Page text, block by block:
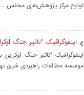
لوایح مرکز پژوهش‌های مجلس ...
اینفوگرافیک "تاثیر جنگ
اینفوگرافیک "تاثیر جنگ
موسسه مطالعات راهبردی شرق